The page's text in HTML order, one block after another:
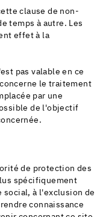
clause de non-
temps à autre. Les
effet à la
pas valable en ce
le traitement
par une
de l'objectif
de protection des
spécifiquement
social, à l'exclusion de
connaissance